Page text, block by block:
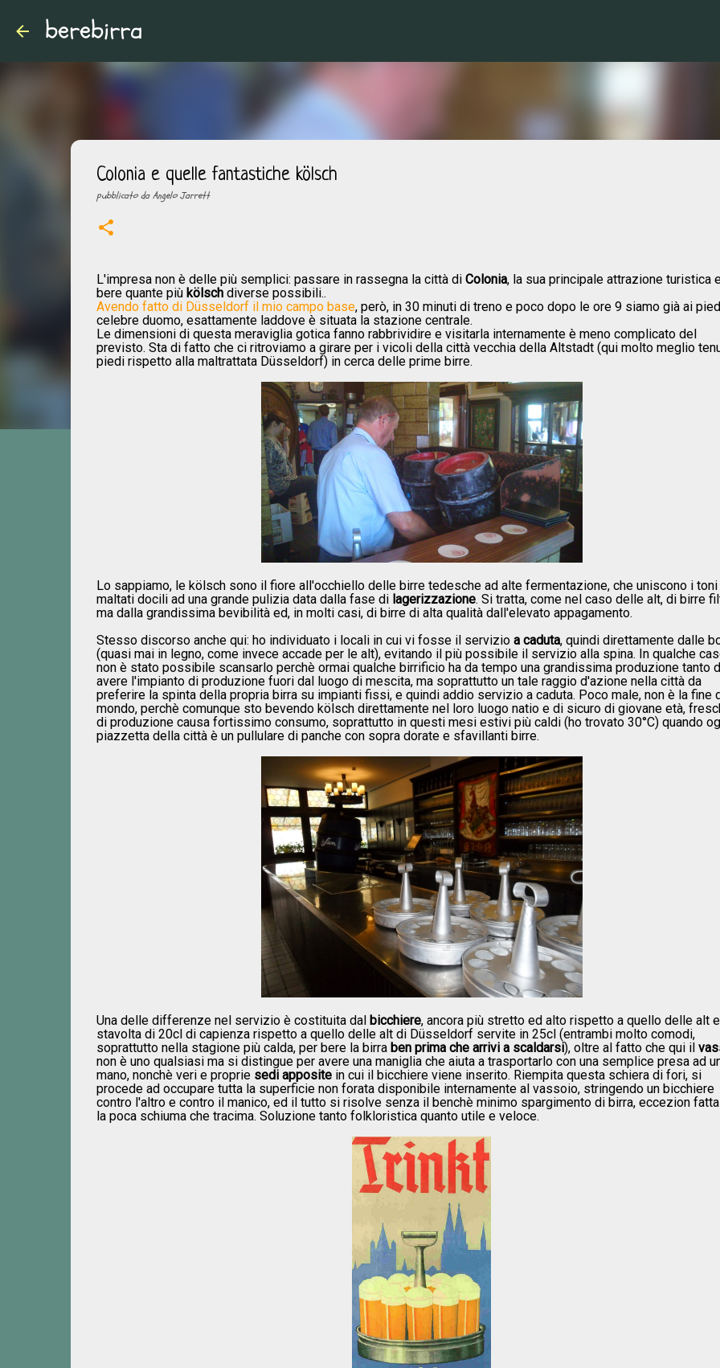
berebirra
Colonia e quelle fantastiche kölsch
pubblicato daAngelo Jarrett
L'impresa non è delle più semplici: passare in rassegna la città di Colonia, la sua principale attrazione turistica
bere quante più kölschdiverse possibili..
Avendo fatto di Düsseldorf il mio campo base, però, in 30 minuti di treno e poco dopo le ore 9 siamo già ai
celebre duomo, esattamente laddove è situata la stazione centrale.
Le dimensioni di questa meraviglia gotica fanno rabbrividire e visitarla internamente è meno complicato del
previsto. Sta di fatto che ci ritroviamo a girare per i vicoli della città vecchia della Altstadt (qui molto meglio
piedi rispetto alla maltrattata Düsseldorf) in cerca delle prime birre.
Lo sappiamo, le kölsch sono il fiore all'occhiello delle birre tedesche ad alte fermentazione, che uniscono i toni
maltati docili ad una grande pulizia data dalla fase di lagerizzazione. Si tratta, come nel caso delle alt, di birre
ma dalla grandissima bevibilità ed, in molti casi, di birre di alta qualità dall'elevato appagamento.
Stesso discorso anche qui: ho individuato i locali in cui vi fosse il servizio a caduta, quindi direttamente dalle
(quasi mai in legno, come invece accade per le alt), evitando il più possibile il servizio alla spina. In qualche
non è stato possibile scansarlo perchè ormai qualche birrificio ha da tempo una grandissima produzione tanto
avere l'impianto di produzione fuori dal luogo di mescita, ma soprattutto un tale raggio d'azione nella città da
preferire la spinta della propria birra su impianti fissi, e quindi addio servizio a caduta. Poco male, non è la fine
mondo, perchè comunque sto bevendo kölsch direttamente nel loro luogo natio e di sicuro di giovane età,
di produzione causa fortissimo consumo, soprattutto in questi mesi estivi più caldi (ho trovato 30°C) quando
piazzetta della città è un pullulare di panche con sopra dorate e sfavillanti birre.
Una delle differenze nel servizio è costituita dal bicchiere, ancora più stretto ed alto rispetto a quello delle alt e
stavolta di 20cl di capienza rispetto a quello delle alt di Düsseldorf servite in 25cl (entrambi molto comodi,
soprattutto nella stagione più calda, per bere la birra ben prima che arrivi a scaldarsi), oltre al fatto che qui il
non è uno qualsiasi ma si distingue per avere una maniglia che aiuta a trasportarlo con una semplice presa ad
mano, nonchè veri e proprie sedi appositein cui il bicchiere viene inserito. Riempita questa schiera di fori, si
procede ad occupare tutta la superficie non forata disponibile internamente al vassoio, stringendo un bicchiere
contro l'altro e contro il manico, ed il tutto si risolve senza il benchè minimo spargimento di birra, eccezion
la poca schiuma che tracima. Soluzione tanto folkloristica quanto utile e veloce.